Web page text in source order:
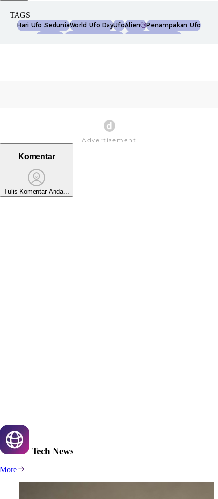
TAGS
Hari Ufo SeduniaWorld Ufo DayUfoAlien
Penampakan Ufo
Komentar
Tulis Komentar Anda...
Tech News
More